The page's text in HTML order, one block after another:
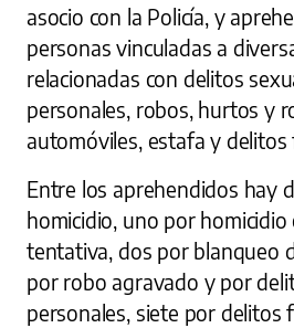
asocio con la Policía, y
personas vinculadas a
relacionadas con delitos
personales, robos, hurtos y
automóviles, estafa y delitos
Entre los aprehendidos hay
homicidio, uno por
tentativa, dos por blanqueo
por robo agravado y por
personales, siete por delitos